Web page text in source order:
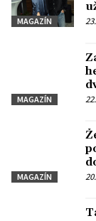
MAGAZÍN
MAGAZÍN
MAGAZÍN